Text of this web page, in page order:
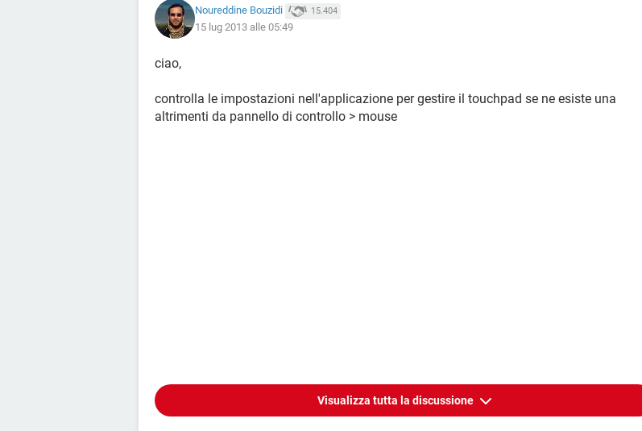
Noureddine Bouzidi 15.404
15 lug 2013 alle 05:49
ciao,
controlla le impostazioni nell'applicazione per gestire il touchpad se ne esiste una
altrimenti da pannello di controllo > mouse
Visualizza tutta la discussione